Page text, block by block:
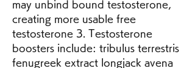
may unbind bound testosterone,
creating more usable free
testosterone 3. Testosterone
boosters include: tribulus terrestris
fenugreek extract longjack avena